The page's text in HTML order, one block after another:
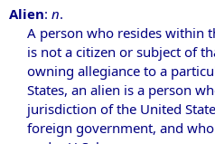
Alien: n.
A person who resides within
is not a citizen or subject of
owning allegiance to a
States, an alien is a person
jurisdiction of the United
foreign government, and